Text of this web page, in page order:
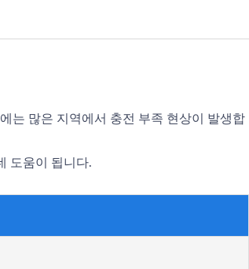
는 많은 지역에서 충전 부족 현상이 발생합
도움이 됩니다.